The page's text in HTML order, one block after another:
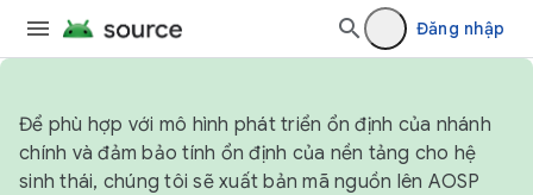
Đăng nhập
Để phù hợp với mô hình phát triển ổn định của nhánh
chính và đảm bảo tính ổn định của nền tảng cho hệ
sinh thái, chúng tôi sẽ xuất bản mã nguồn lên AOSP